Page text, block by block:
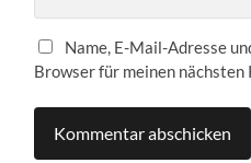
Name, E-Mail-Adresse
Browser für meinen nächsten